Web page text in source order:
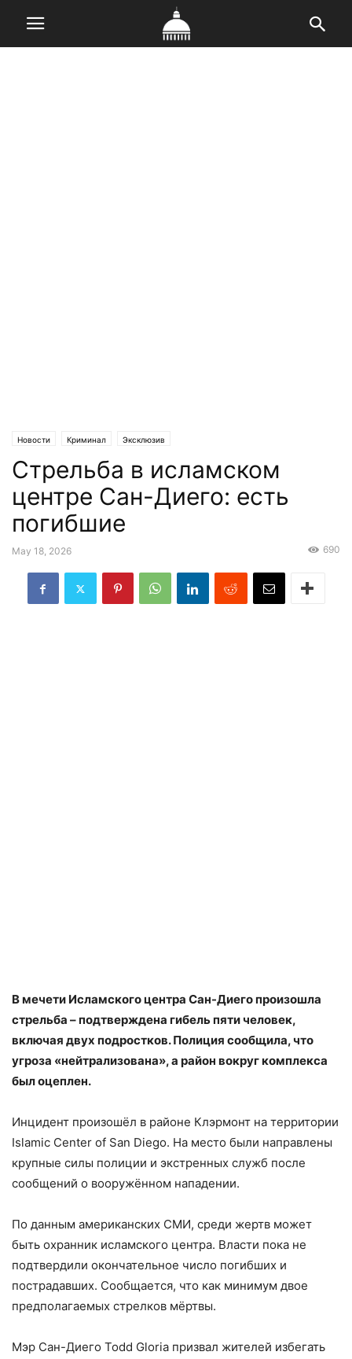
Новости Криминал Эксклюзив
Стрельба в исламском
центре Сан-Диего: есть
погибшие
May 18, 2026 690
В мечети Исламского центра Сан-Диего произошла
стрельба – подтверждена гибель пяти человек,
включая двух подростков. Полиция сообщила, что
угроза «нейтрализована», а район вокруг комплекса
был оцеплен.
Инцидент произошёл в районе Клэрмонт на территории
Islamic Center of San Diego. На место были направлены
крупные силы полиции и экстренных служб после
сообщений о вооружённом нападении.
По данным американских СМИ, среди жертв может
быть охранник исламского центра. Власти пока не
подтвердили окончательное число погибших и
пострадавших. Сообщается, что как минимум двое
предполагаемых стрелков мёртвы.
Мэр Сан-Диего Todd Gloria призвал жителей избегать